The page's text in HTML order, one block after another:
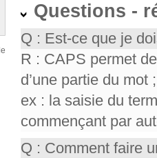
Questions -
Q : Est-ce que je
R : CAPS permet
d’une partie du
ex : la saisie du
commençant par
Q : Comment faire